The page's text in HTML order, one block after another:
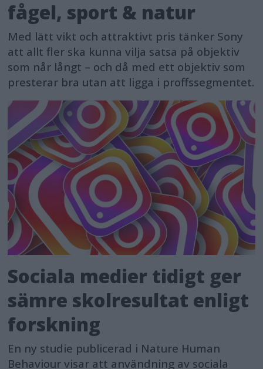
fågel, sport & natur
Med lätt vikt och attraktivt pris tänker Sony
att allt fler ska kunna vilja satsa på objektiv
som når långt – och då med ett objektiv som
presterar bra utan att ligga i proffssegmentet.
Sociala medier tidigt ger
sämre skolresultat enligt
forskning
En ny studie publicerad i Nature Human
Behaviour visar att användning av sociala